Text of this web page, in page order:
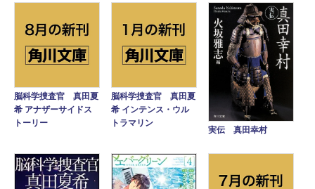
脳科学捜査官 真田夏
希 アナザーサイドス
トーリー
脳科学捜査官 真田夏
希 インテンス・ウル
トラマリン
実伝 真田幸村